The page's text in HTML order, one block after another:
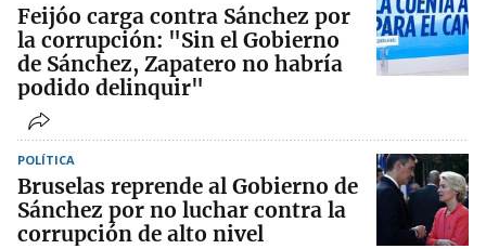
Feijóo carga contra Sánchez por
la corrupción: "Sin el Gobierno
de Sánchez, Zapatero no habría
podido delinquir"
POLÍTICA
Bruselas reprende al Gobierno de
Sánchez por no luchar contra la
corrupción de alto nivel